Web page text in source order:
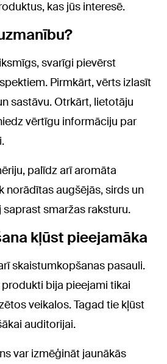
kas jūs interesē.
svarīgi pievērst
Pirmkārt, vērts izlasīt
sastāvu. Otrkārt, lietotāju
vērtīgu informāciju par
palīdz arī aromāta
norādītas augšējās, sirds un
saprast smaržas raksturu.
kļūst pieejamāka
skaistumkopšanas pasauli.
bija pieejami tikai
veikalos. Tagad tie kļūst
auditorijai.
var izmēģināt jaunākās